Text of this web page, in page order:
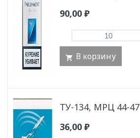
90,00 ₽
В корзину
ТУ-134, МРЦ 44-47
36,00 ₽